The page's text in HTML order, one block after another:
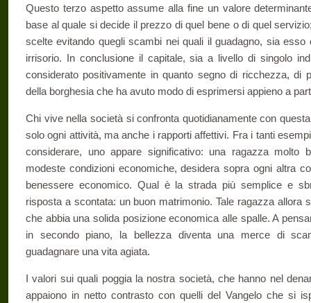
Questo terzo aspetto assume alla fine un valore
base al quale si decide il prezzo di quel bene o di quel
scelte evitando quegli scambi nei quali il guadagno, sia esso
irrisorio. In conclusione il capitale, sia a livello di singolo
considerato positivamente in quanto segno di ricchezza, di
della borghesia che ha avuto modo di esprimersi appieno a
Chi vive nella società si confronta quotidianamente con
solo ogni attività, ma anche i rap­porti affettivi. Fra i tanti
considerare, uno appare significativo: una ragazza molto
modeste condizioni economiche, desidera sopra ogni altra
benessere eco­nomico. Qual è la strada più semplice e
risposta a scontata: un buon matrimonio. Tale ragazza allora
che abbia una solida posi­zione economica alle spalle. A
in secondo piano, la bellezza diventa una merce di
guadagnare una vita agiata.
I valori sui quali poggia la nostra società, che hanno nel
appaiono in netto contrasto con quelli del Vangelo che si